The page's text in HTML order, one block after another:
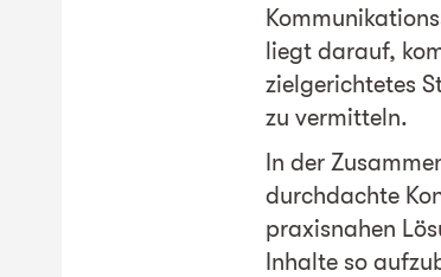
liegt darauf,
zielgerichtetes
zu vermitteln.
In der
durchdachte
praxisnahen
Inhalte so